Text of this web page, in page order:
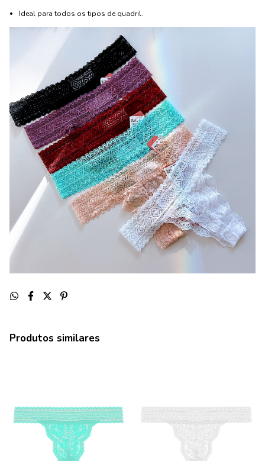
Ideal para todos os tipos de quadril.
Produtos similares